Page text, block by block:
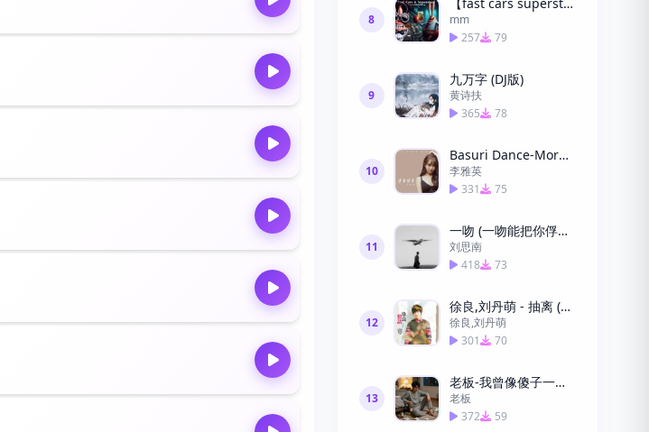
8
mm
257
79
9
九万字 (DJ版)
黄诗扶
365
78
10
Basuri Dance-More上车舞
李雅英
331
75
11
一吻 (一吻能把你俘获吗)(Remix)
刘思南
418
73
12
徐良,刘丹萌 - 抽离 (DJ)
徐良,刘丹萌
301
70
13
老板-我曾像傻子一样爱你 (DJ版)
老板
372
59